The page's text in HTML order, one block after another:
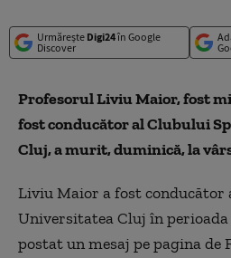
Urmărește Digi24în Google
Discover
Profesorul Liviu Maior, fost
fost conducător al Clubului
Cluj, a murit, duminică, la
Liviu Maior a fost
Universitatea Cluj în perioada
postat un mesaj pe pagina de